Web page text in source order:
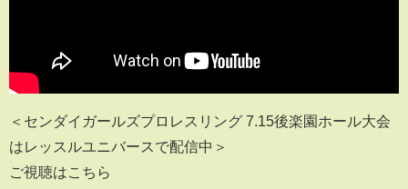
＜センダイガールズプロレスリング 7.15後楽園ホール大会
はレッスルユニバースで配信中＞
ご視聴はこちら